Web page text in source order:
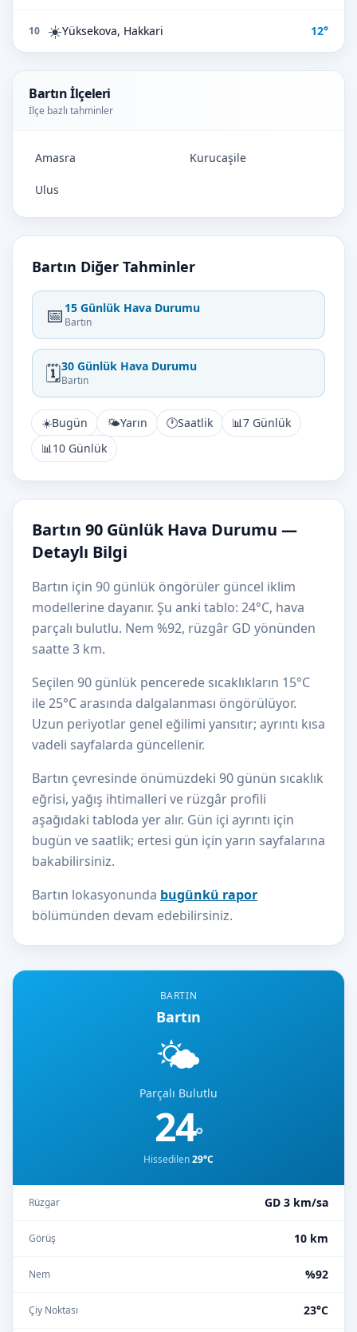
BARTIN
Bartın
🌤️
Parçalı Bulutlu
24°
Hissedilen29°C
Rüzgar GD 3 km/sa
Görüş 10 km
Nem %92
Çiy Noktası 23°C
10 ☀️Yüksekova, Hakkari 12°
Bartın İlçeleri
İlçe bazlı tahminler
Amasra Kurucaşile
Ulus
Bartın Diğer Tahminler
📅 15 Günlük Hava Durumu
Bartın
🗓️30 Günlük Hava Durumu
Bartın
☀️Bugün 🌤️Yarın 🕐Saatlik 📊7 Günlük
📊10 Günlük
Bartın 90 Günlük Hava Durumu —
Detaylı Bilgi
Bartın için 90 günlük öngörüler güncel iklim
modellerine dayanır. Şu anki tablo: 24°C, hava
parçalı bulutlu. Nem %92, rüzgâr GD yönünden
saatte 3 km.
Seçilen 90 günlük pencerede sıcaklıkların 15°C
ile 25°C arasında dalgalanması öngörülüyor.
Uzun periyotlar genel eğilimi yansıtır; ayrıntı kısa
vadeli sayfalarda güncellenir.
Bartın çevresinde önümüzdeki 90 günün sıcaklık
eğrisi, yağış ihtimalleri ve rüzgâr profili
aşağıdaki tabloda yer alır. Gün içi ayrıntı için
bugün ve saatlik; ertesi gün için yarın sayfalarına
bakabilirsiniz.
Bartın lokasyonunda bugünkü rapor
bölümünden devam edebilirsiniz.